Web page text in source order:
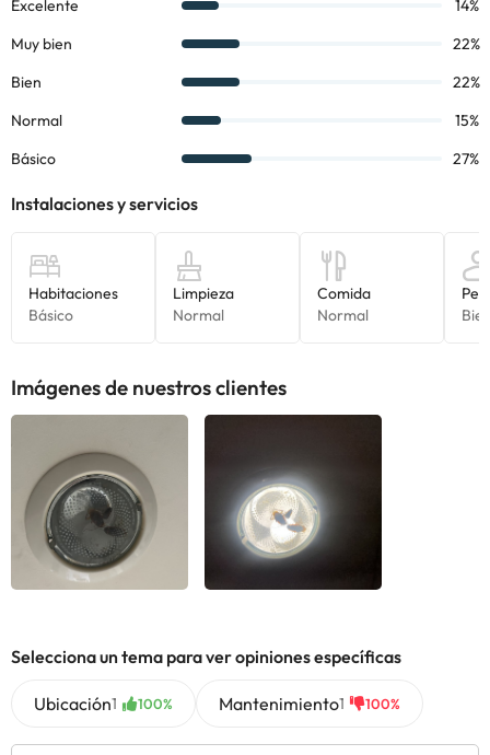
Imágenes de nuestros clientes
Selecciona un tema para ver opiniones específicas
Ubicación1 100% Mantenimiento1 100%